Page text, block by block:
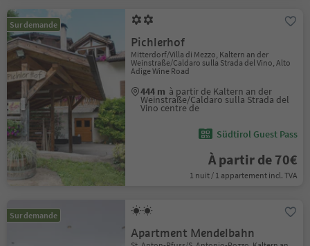
Sur demande
Pichlerhof
Mitterdorf/Villa di Mezzo, Kaltern an der
Weinstraße/Caldaro sulla Strada del Vino, Alto
Adige Wine Road
444 m à partir de Kaltern an der
Weinstraße/Caldaro sulla Strada del
Vino centre de
Südtirol Guest Pass
À partir de 70€
1 nuit / 1 appartement incl. TVA
Sur demande
Apartment Mendelbahn